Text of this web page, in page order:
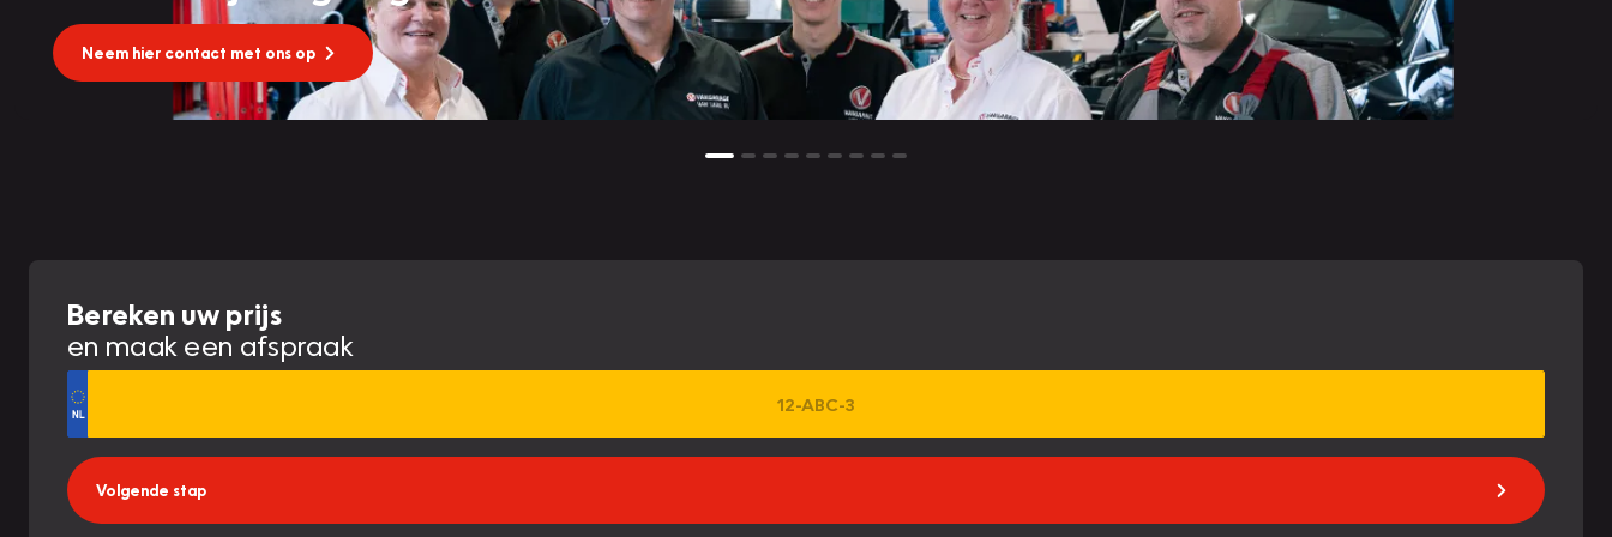
Neem hier contact met ons op
Bereken uw prijs
en maak een afspraak
Volgende stap